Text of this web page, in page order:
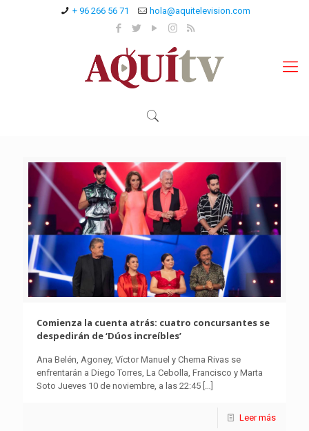
+ 96 266 56 71 hola@aquitelevision.com
Comienza la cuenta atrás: cuatro concursantes se
despedirán de ‘Dúos increíbles’
Ana Belén, Agoney, Víctor Manuel y Chema Rivas se
enfrentarán a Diego Torres, La Cebolla, Francisco y Marta
Soto Jueves 10 de noviembre, a las 22:45 […]
Leer más